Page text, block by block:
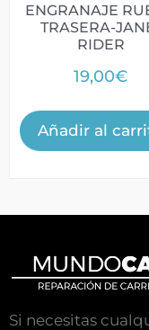
ENGRANAJE
TRASERA-
RIDER
19,00€
Añadir al
Si necesitas